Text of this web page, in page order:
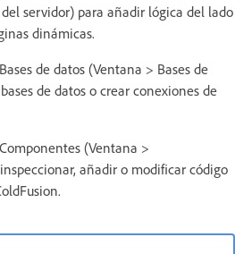
servidor) para añadir lógica del lado
dinámicas.
de datos (Ventana > Bases de
de datos o crear conexiones de
(Ventana >
añadir o modificar código